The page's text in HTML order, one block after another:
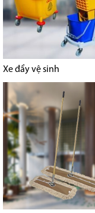
Xe đẩy vệ sinh